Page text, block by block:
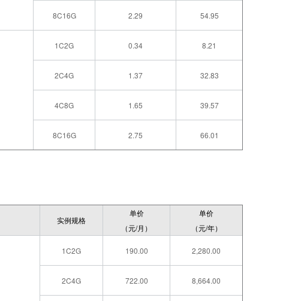
8C16G 2.29 54.95
1C2G 0.34 8.21
2C4G 1.37 32.83
4C8G 1.65 39.57
8C16G 2.75 66.01
实例规格
单价
（元/月）
单价
（元/年）
1C2G 190.00 2,280.00
2C4G 722.00 8,664.00